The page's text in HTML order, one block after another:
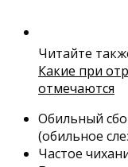
Читайте
Какие при
отмечаются
Обильный
(обильное
Частое